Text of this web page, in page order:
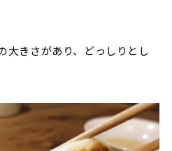
大きさがあり、どっしりとし